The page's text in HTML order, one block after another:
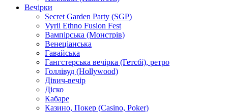
Вечірки
Secret Garden Party (SGP)
Vyrii Ethno Fusion Fest
Вампірська (Монстрів)
Венеціанська
Гавайська
Гангстерська вечірка (Гетсбі), ретро
Голлівуд (Hollywood)
Дівич-вечір
Діско
Кабаре
Казино, Покер (Casino, Poker)